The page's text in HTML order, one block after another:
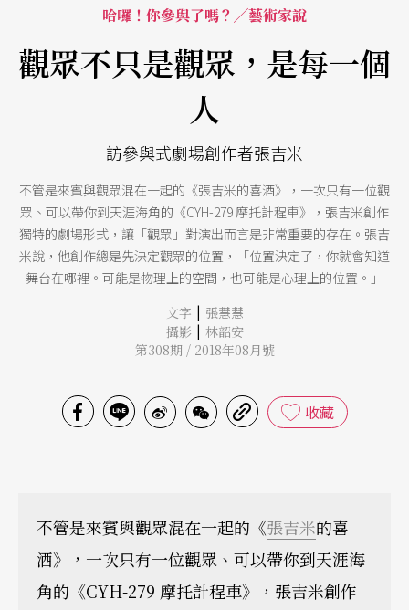
哈囉！你參與了嗎？╱藝術家說
觀眾不只是觀眾，是每一個
人
訪參與式劇場創作者張吉米
不管是來賓與觀眾混在一起的《張吉米的喜酒》，一次只有一位觀
眾、可以帶你到天涯海角的《CYH-279 摩托計程車》，張吉米創作
獨特的劇場形式，讓「觀眾」對演出而言是非常重要的存在。張吉
米說，他創作總是先決定觀眾的位置，「位置決定了，你就會知道
舞台在哪裡。可能是物理上的空間，也可能是心理上的位置。」
文字 | 張慧慧
攝影 | 林韶安
第308期 / 2018年08月號
收藏
不管是來賓與觀眾混在一起的《張吉米的喜
酒》，一次只有一位觀眾、可以帶你到天涯海
角的《CYH-279 摩托計程車》，張吉米創作